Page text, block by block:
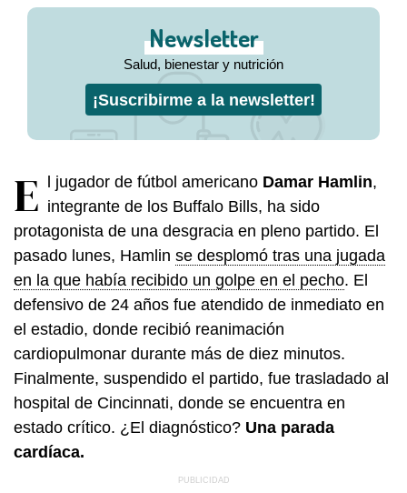
Newsletter
Salud, bienestar y nutrición
¡Suscribirme a la newsletter!
E l jugador de fútbol americano Damar Hamlin,
integrante de los Buffalo Bills, ha sido
protagonista de una desgracia en pleno partido. El
pasado lunes, Hamlin se desplomó tras una jugada
en la que había recibido un golpe en el pecho. El
defensivo de 24 años fue atendido de inmediato en
el estadio, donde recibió reanimación
cardiopulmonar durante más de diez minutos.
Finalmente, suspendido el partido, fue trasladado al
hospital de Cincinnati, donde se encuentra en
estado crítico. ¿El diagnóstico? Una parada
cardíaca.